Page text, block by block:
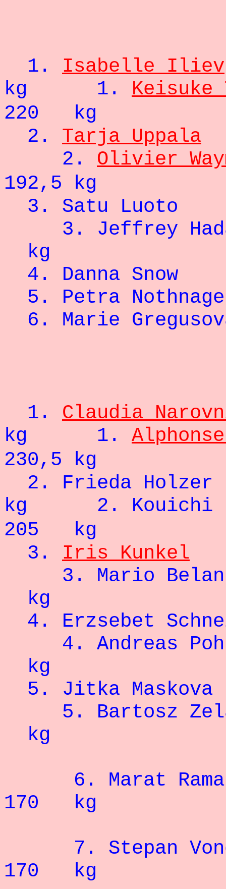
1. Isabelle Iliev
kg 1. Keisuke
220 kg
2. Tarja Uppala
2. Olivier
192,5 kg
3. Satu
3.
kg
4. Danna
5. Petra
6. Marie
1. Claudia
kg 1.
230,5 kg
2. Frieda Holzer
kg 2.
205 kg
3. Iris Kunkel
3.
kg
4. Erzsebet
4. Andreas
kg
5. Jitka
5.
kg
6. Marat
170 kg
7. Stepan
170 kg